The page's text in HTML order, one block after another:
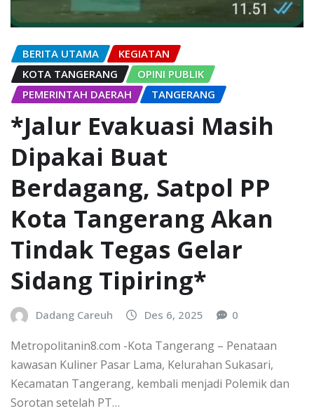
BERITA UTAMA
KEGIATAN
KOTA TANGERANG
OPINI PUBLIK
PEMERINTAH DAERAH
TANGERANG
*Jalur Evakuasi Masih
Dipakai Buat
Berdagang, Satpol PP
Kota Tangerang Akan
Tindak Tegas Gelar
Sidang Tipiring*
Dadang Careuh Des 6, 2025 0
Metropolitanin8.com -Kota Tangerang – Penataan
kawasan Kuliner Pasar Lama, Kelurahan Sukasari,
Kecamatan Tangerang, kembali menjadi Polemik dan
Sorotan setelah PT…